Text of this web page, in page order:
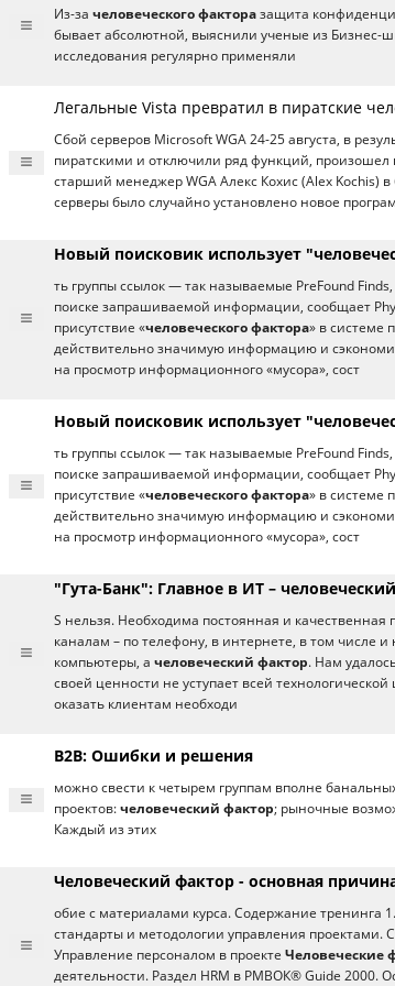
Из-за человеческого фактора защита
бывает абсолютной, выяснили ученые из Бизнес-
исследования регулярно применяли
Легальные Vista превратил в пиратские
Сбой серверов Microsoft WGA 24-25 августа, в
пиратскими и отключили ряд функций, произошел
старший менеджер WGA Алекс Кохис (Alex Kochis)
серверы было случайно установлено новое
Новый поисковик использует
ть группы ссылок — так называемые PreFound
поиске запрашиваемой информации, сообщает
присутствие «человеческого фактора» в системе
действительно значимую информацию и
на просмотр информационного «мусора», сост
Новый поисковик использует
ть группы ссылок — так называемые PreFound
поиске запрашиваемой информации, сообщает
присутствие «человеческого фактора» в системе
действительно значимую информацию и
на просмотр информационного «мусора», сост
"Гута-Банк": Главное в ИТ –
S нельзя. Необходима постоянная и
каналам – по телефону, в интернете, в том числе
компьютеры, а человеческий фактор. Нам
своей ценности не уступает всей
оказать клиентам необходи
В2В: Ошибки и решения
можно свести к четырем группам вполне
проектов: человеческий фактор; рыночные
Каждый из этих
Человеческий фактор - основная
обие с материалами курса. Содержание тренинга
стандарты и методологии управления проектами.
Управление персоналом в проекте Человеческие
деятельности. Раздел HRM в РМВOК® Guide 2000.